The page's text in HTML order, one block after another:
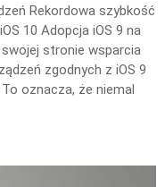
Rekordowa szybkość
10 Adopcja iOS 9 na
swojej stronie wsparcia
zgodnych z iOS 9
oznacza, że niemal